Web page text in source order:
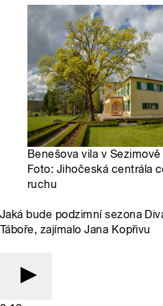
Benešova vila v Sezimově
Foto: Jihočeská centrála
ruchu
Jaká bude podzimní sezona
Táboře, zajímalo Jana Kopřivu